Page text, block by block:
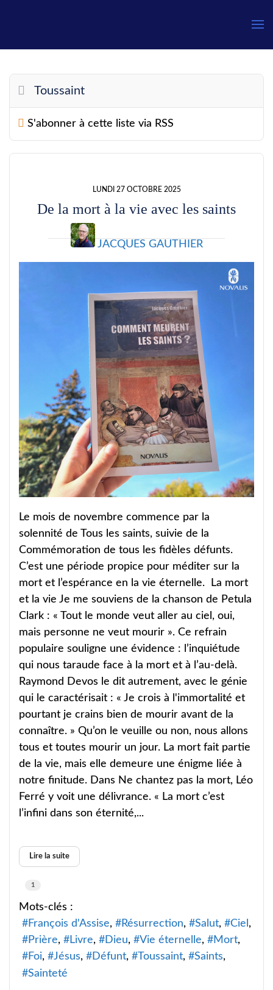
Toussaint
S'abonner à cette liste via RSS
LUNDI 27 OCTOBRE 2025
De la mort à la vie avec les saints
JACQUES GAUTHIER
Le mois de novembre commence par la
solennité de Tous les saints, suivie de la
Commémoration de tous les fidèles défunts.
C’est une période propice pour méditer sur la
mort et l’espérance en la vie éternelle. La mort
et la vie Je me souviens de la chanson de Petula
Clark : « Tout le monde veut aller au ciel, oui,
mais personne ne veut mourir ». Ce refrain
populaire souligne une évidence : l’inquiétude
qui nous taraude face à la mort et à l’au-delà.
Raymond Devos le dit autrement, avec le génie
qui le caractérisait : « Je crois à l'immortalité et
pourtant je crains bien de mourir avant de la
connaître. » Qu’on le veuille ou non, nous allons
tous et toutes mourir un jour. La mort fait partie
de la vie, mais elle demeure une énigme liée à
notre finitude. Dans Ne chantez pas la mort, Léo
Ferré y voit une délivrance. « La mort c’est
l’infini dans son éternité,...
Lire la suite
1
Mots-clés :
François d'Assise
Résurrection Salut
Ciel
Prière
Livre Dieu Vie éternelle
Mort
Foi
Jésus Défunt Toussaint
Saints
Sainteté